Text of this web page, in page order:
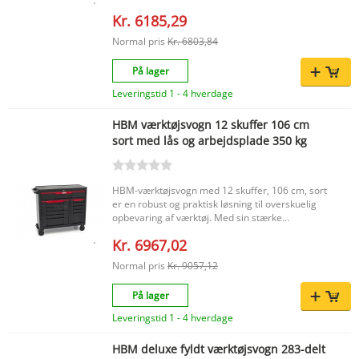
Stabelbar: Nej Med lås: Nej Nettovægt: 9,0 kg
Mål: 86,6 x 48,8 x 34,8 cm EAN: 3253561792069
Denne Stanley værktøjsvogn kombinerer
kompakt løsning. Ideel til organiseret opbevaring
af værktøj og tilbehør..
Kr. 6185,29
Normal pris Kr. 6803,84
På lager
Leveringstid 1 - 4 hverdage
HBM værktøjsvogn 12 skuffer 106 cm
sort med lås og arbejdsplade 350 kg
HBM-værktøjsvogn med 12 skuffer, 106 cm, sort
er en robust og praktisk løsning til overskuelig
opbevaring af værktøj. Med sin stærke
arbejdsplade er denne værktøjsvogn ideel til
brugervenlighed er vigtige. Den sorte finish giver
vognen et stilrent udseende, mens
pulverlakeringen hjælper med at beskytte mod
slid. Vigtigste fordele 12 rummelige skuffer til
overskuelig og sorteret opbevaring af værktøj
intensiv brug Central lås med 2 nøgler for ekstra
Kr. 6967,02
Normal pris Kr. 9057,12
På lager
Leveringstid 1 - 4 hverdage
HBM deluxe fyldt værktøjsvogn 283-delt